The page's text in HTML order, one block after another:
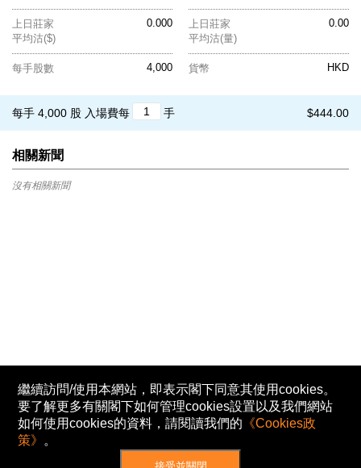
0.000
上日莊家
平均沽($)
0.00
上日莊家
平均沽(量)
4,000
每手股數 HKD
貨幣
$444.00
每手 4,000 股 入場費每 手
相關新聞
沒有相關新聞
繼續訪問/使用本網站，即表示閣下同意其使用cookies。
要了解更多有關閣下如何管理cookies設置以及我們網站
如何使用cookies的資料，請閱讀我們的 《Cookies政
策》 。